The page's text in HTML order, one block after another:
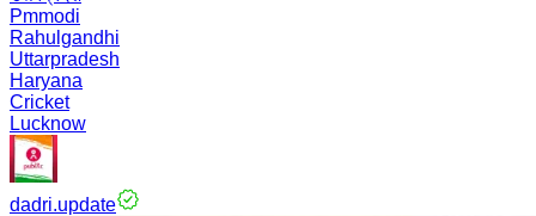
Pmmodi
Rahulgandhi
Uttarpradesh
Haryana
Cricket
Lucknow
dadri.update